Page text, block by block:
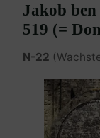
Jakob
519 (=
N-22